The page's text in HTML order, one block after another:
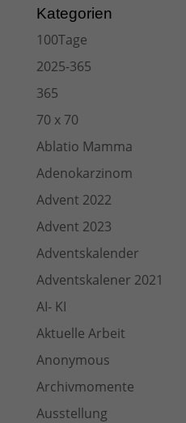
Kategorien
100Tage
2025-365
365
70 x 70
Ablatio Mamma
Adenokarzinom
Advent 2022
Advent 2023
Adventskalender
Adventskalener 2021
AI- KI
Aktuelle Arbeit
Anonymous
Archivmomente
Ausstellung